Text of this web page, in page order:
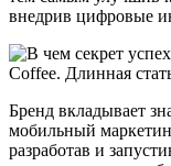
внедрив цифровые
Бренд вкладывает
мобильный
разработав и